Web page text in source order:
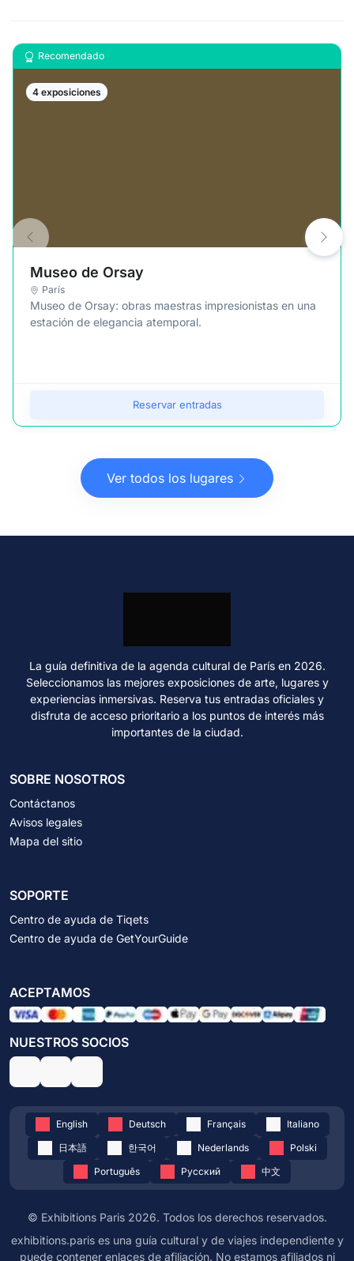
Recomendado
4 exposiciones
Museo de Orsay
París
Museo de Orsay: obras maestras impresionistas en una
estación de elegancia atemporal.
Reservar entradas
Ver todos los lugares
La guía definitiva de la agenda cultural de París en 2026.
Seleccionamos las mejores exposiciones de arte, lugares y
experiencias inmersivas. Reserva tus entradas oficiales y
disfruta de acceso prioritario a los puntos de interés más
importantes de la ciudad.
SOBRE NOSOTROS
Contáctanos
Avisos legales
Mapa del sitio
SOPORTE
Centro de ayuda de Tiqets
Centro de ayuda de GetYourGuide
ACEPTAMOS
NUESTROS SOCIOS
English Deutsch Français
Italiano
日本語
한국어 Nederlands
Polski
Português
Русский 中文
© Exhibitions Paris 2026. Todos los derechos reservados.
exhibitions.paris es una guía cultural y de viajes independiente y
puede contener enlaces de afiliación. No estamos afiliados ni